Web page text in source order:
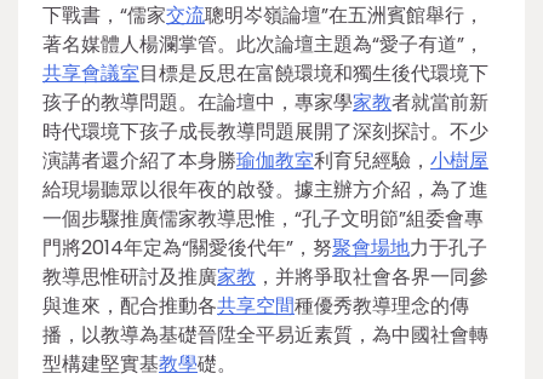
下戰書，“儒家交流聰明岑嶺論壇”在五洲賓館舉行，
著名媒體人楊瀾掌管。此次論壇主題為“愛子有道”，
共享會議室目標是反思在富饒環境和獨生後代環境下
孩子的教導問題。在論壇中，專家學家教者就當前新
時代環境下孩子成長教導問題展開了深刻探討。不少
演講者還介紹了本身勝瑜伽教室利育兒經驗， 小樹屋
給現場聽眾以很年夜的啟發。據主辦方介紹，為了進
一個步驟推廣儒家教導思惟，“孔子文明節”組委會專
門將2014年定為“關愛後代年”，努聚會場地力于孔子
教導思惟研討及推廣家教 ，并將爭取社會各界一同參
與進來，配合推動各共享空間種優秀教導理念的傳
播，以教導為基礎晉陞全平易近素質，為中國社會轉
型構建堅實基教學礎。